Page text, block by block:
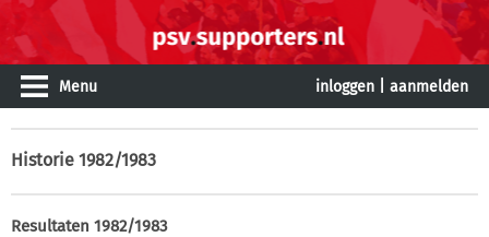
Menu inloggen aanmelden
Historie 1982/1983
Resultaten 1982/1983